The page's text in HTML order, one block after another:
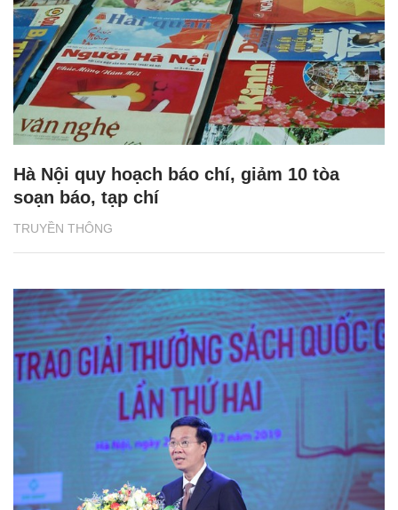
TRUYỀN THÔNG
Hà Nội quy hoạch báo chí, giảm 10 tòa
soạn báo, tạp chí